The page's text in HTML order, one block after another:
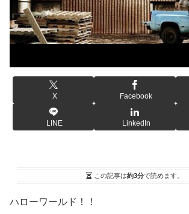
X Facebook
LINE LinkedIn
この記事は約3分で読めます。
ハローワールド！！